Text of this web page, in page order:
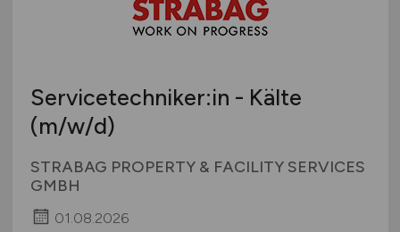
Servicetechniker:in - Kälte
(m/w/d)
STRABAG PROPERTY & FACILITY SERVICES
GMBH
01.08.2026